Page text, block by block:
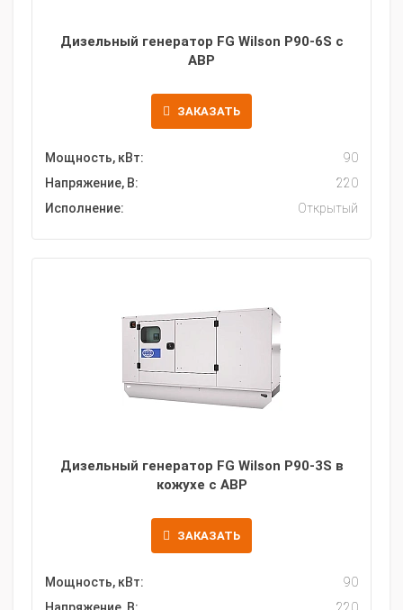
Дизельный генератор FG Wilson P90-6S с
АВР
ЗАКАЗАТЬ
Мощность, кВт:
90
Напряжение, В:
220
Исполнение:
Открытый
Дизельный генератор FG Wilson P90-3S в
кожухе с АВР
ЗАКАЗАТЬ
Мощность, кВт:
90